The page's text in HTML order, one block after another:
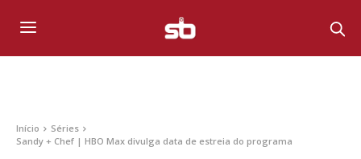
Início
Séries
Sandy + Chef | HBO Max divulga data de estreia do programa